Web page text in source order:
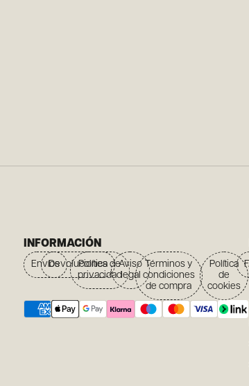
INFORMACIÓN
EnvíosDevoluciones
Política de
privacidad
Aviso
legal
Términos y
condiciones
de compra
Política
de
cookies